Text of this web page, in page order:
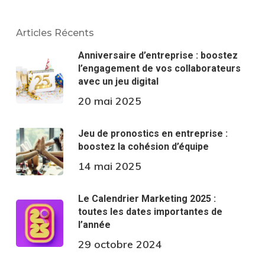
Articles Récents
Anniversaire d’entreprise : boostez
l’engagement de vos collaborateurs
avec un jeu digital
20 mai 2025
Jeu de pronostics en entreprise :
boostez la cohésion d’équipe
14 mai 2025
Le Calendrier Marketing 2025 :
toutes les dates importantes de
l’année
29 octobre 2024